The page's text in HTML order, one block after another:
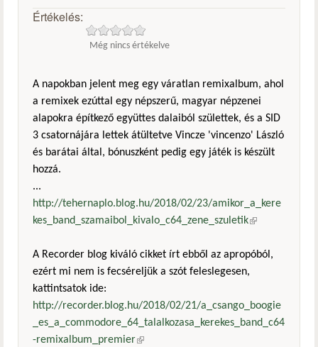
Értékelés:
Még nincs értékelve
A napokban jelent meg egy váratlan remixalbum, ahol
a remixek ezúttal egy népszerű, magyar népzenei
alapokra építkező együttes dalaiból születtek, és a SID
3 csatornájára lettek átültetve Vincze 'vincenzo' László
és barátai által, bónuszként pedig egy játék is készült
hozzá.
...
http://tehernaplo.blog.hu/2018/02/23/amikor_a_kere
kes_band_szamaibol_kivalo_c64_zene_szuletik(külső
A Recorder blog kiváló cikket írt ebből az apropóból,
ezért mi nem is fecséreljük a szót feleslegesen,
kattintsatok ide:
http://recorder.blog.hu/2018/02/21/a_csango_boogie
_es_a_commodore_64_talalkozasa_kerekes_band_c64
-remixalbum_premier(külső hivatkozás)